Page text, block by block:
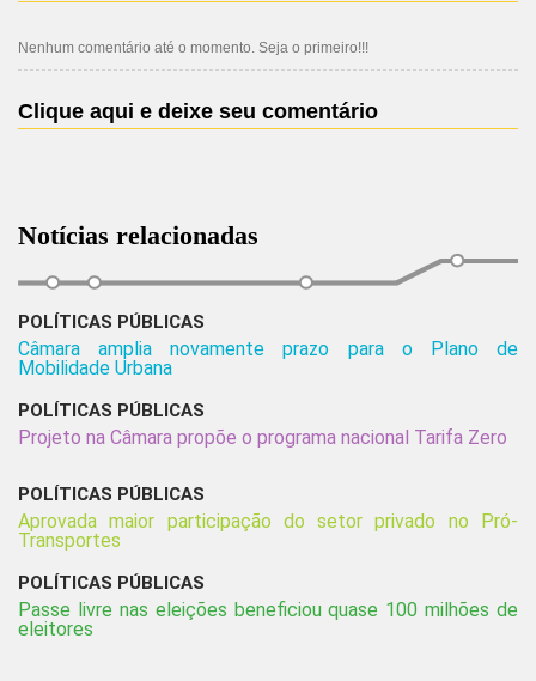
Nenhum comentário até o momento. Seja o primeiro!!!
Clique aqui e deixe seu comentário
Notícias relacionadas
POLÍTICAS PÚBLICAS
Câmara amplia novamente prazo para o Plano de
Mobilidade Urbana
POLÍTICAS PÚBLICAS
Projeto na Câmara propõe o programa nacional Tarifa Zero
POLÍTICAS PÚBLICAS
Aprovada maior participação do setor privado no Pró-
Transportes
POLÍTICAS PÚBLICAS
Passe livre nas eleições beneficiou quase 100 milhões de
eleitores